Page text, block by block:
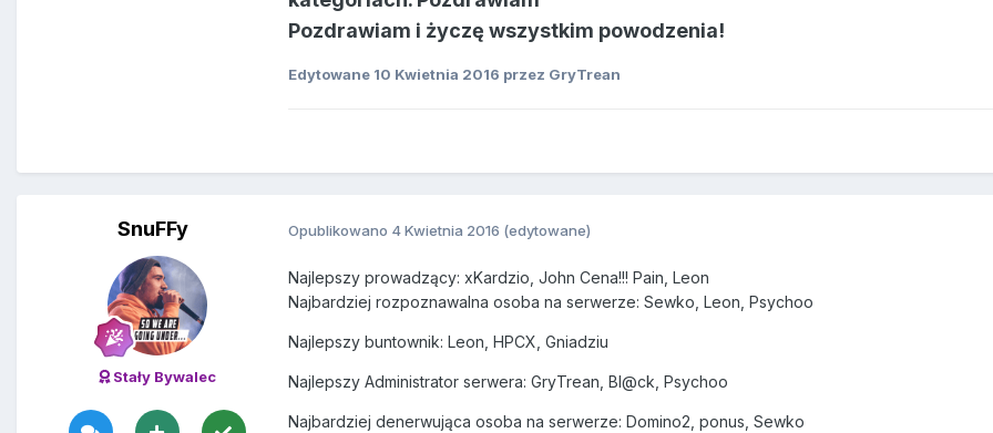
Pozdrawiam i życzę wszystkim powodzenia!
Edytowane 10 Kwietnia 2016 przez GryTrean
SnuFFy
Stały Bywalec
Opublikowano 4 Kwietnia 2016 (edytowane)
Najlepszy prowadzący: xKardzio, John Cena!!! Pain, Leon
Najbardziej rozpoznawalna osoba na serwerze: Sewko, Leon, Psychoo
Najlepszy buntownik: Leon, HPCX, Gniadziu
Najlepszy Administrator serwera: GryTrean, Bl@ck, Psychoo
Najbardziej denerwująca osoba na serwerze: Domino2, ponus, Sewko